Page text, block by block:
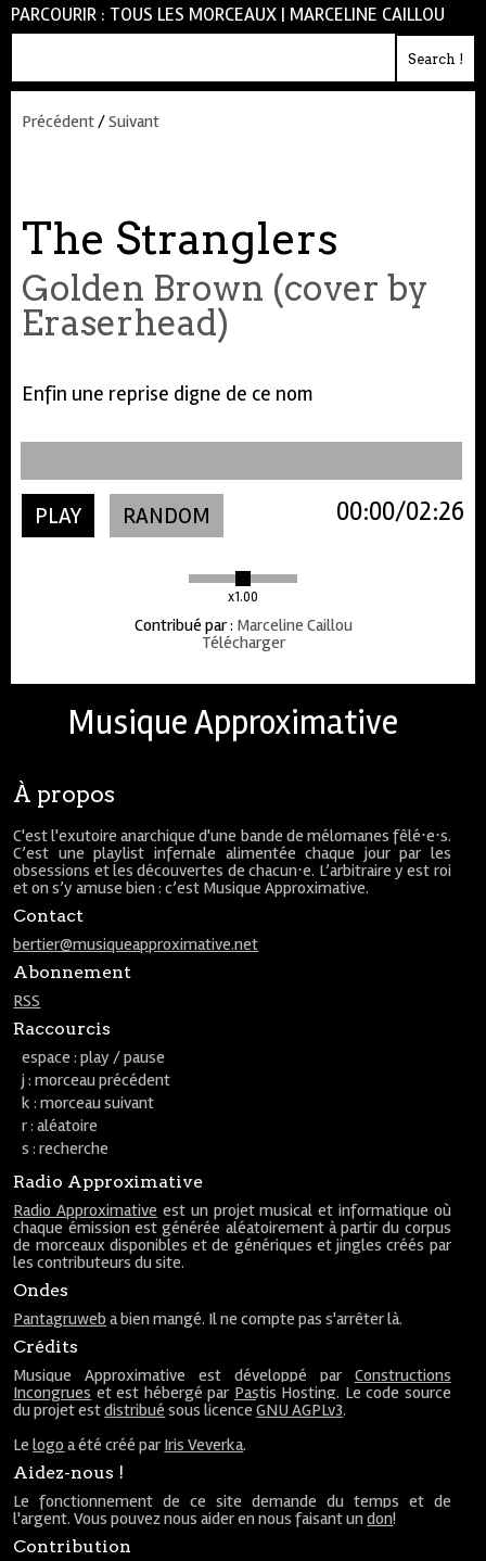
PARCOURIR : TOUS LES MORCEAUX | MARCELINE CAILLOU
Précédent/Suivant
The Stranglers
Golden Brown (cover by
Eraserhead)
Enfin une reprise digne de ce nom
PLAY RANDOM
x1.00
02:26
00:00
Contribué par: Marceline Caillou
Télécharger
Musique Approximative
À propos
C'est l'exutoire anarchique d'une bande de mélomanes fêlé⋅e⋅s.
C’est une playlist infernale alimentée chaque jour par les
obsessions et les découvertes de chacun⋅e. L’arbitraire y est roi
et on s’y amuse bien : c’est Musique Approximative.
Contact
bertier@musiqueapproximative.net
Abonnement
RSS
Raccourcis
espace : play / pause
j : morceau précédent
k : morceau suivant
r : aléatoire
s : recherche
Radio Approximative
Radio Approximative est un projet musical et informatique où
chaque émission est générée aléatoirement à partir du corpus
de morceaux disponibles et de génériques et jingles créés par
les contributeurs du site.
Ondes
Pantagruweb a bien mangé. Il ne compte pas s'arrêter là.
Crédits
Musique Approximative est développé par Constructions
Incongrues et est hébergé par Pastis Hosting. Le code source
du projet estdistribué sous licenceGNU AGPLv3.
Lelogo a été créé par Iris Veverka.
Aidez-nous !
Le fonctionnement de ce site demande du temps et de
l'argent. Vous pouvez nous aider en nous faisant undon!
Contribution